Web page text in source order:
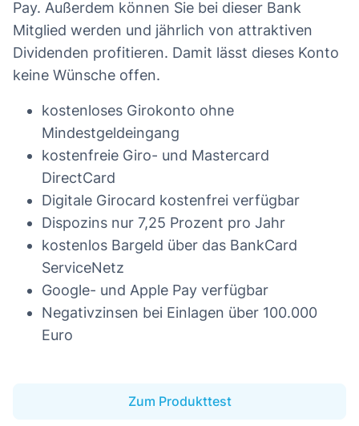
Pay. Außerdem können Sie bei dieser Bank
Mitglied werden und jährlich von attraktiven
Dividenden profitieren. Damit lässt dieses Konto
keine Wünsche offen.
kostenloses Girokonto ohne
Mindestgeldeingang
kostenfreie Giro- und Mastercard
DirectCard
Digitale Girocard kostenfrei verfügbar
Dispozins nur 7,25 Prozent pro Jahr
kostenlos Bargeld über das BankCard
ServiceNetz
Google- und Apple Pay verfügbar
Negativzinsen bei Einlagen über 100.000
Euro
Zum Produkttest